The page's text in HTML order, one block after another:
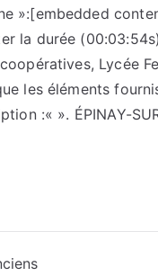
»:[embedded
la durée
Lycée
les éléments
:« ». ÉPINAY-